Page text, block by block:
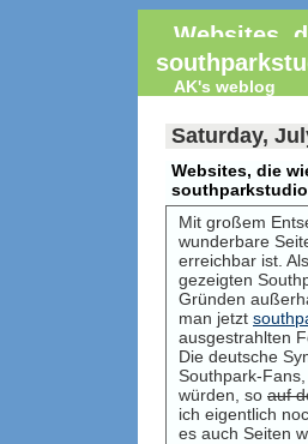
Websites,
AK's weblog
Saturday,
Websites, die
Mit großem
wunderbare
erreichbar ist.
gezeigten
Gründen
man jetzt
ausgestrahlten
Die deutsche
Southpark-
würden, so auf
ich eigentlich
es auch Seiten